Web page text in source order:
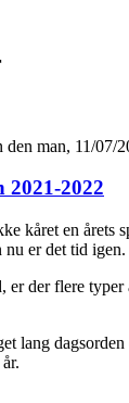
den man, 11/07/
2021-2022
kåret en årets
nu er det tid igen.
er der flere
lang